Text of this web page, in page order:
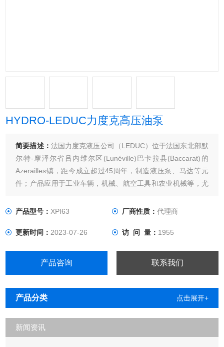
HYDRO-LEDUC力度克高压油泵
简要描述： 法国力度克液压公司（LEDUC）位于法国东北部默
尔特-摩泽尔省吕内维尔区(Lunéville)巴卡拉县(Baccarat)的
Azerailles镇，距今成立超过45周年，制造液压泵、马达等元
件；产品应用于工业车辆，机械、航空工具和农业机械等，尤
克高压油泵
产品型号：XPI63 厂商性质： 代理商
更新时间：2023-07-26 访 问 量： 1955
产品咨询 联系我们
产品分类 点击展开+
新闻资讯